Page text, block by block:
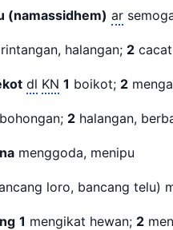
(namassidhem) ar
rintangan, halangan; 2 cacat
dl KN 1 boikot; 2
2 halangan,
menggoda, menipu
loro, bancang telu)
1 mengikat hewan; 2